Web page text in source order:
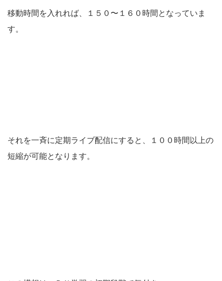
移動時間を入れれば、１５０〜１６０時間となっていま
す。
それを一斉に定期ライブ配信にすると、１００時間以上の
短縮が可能となります。